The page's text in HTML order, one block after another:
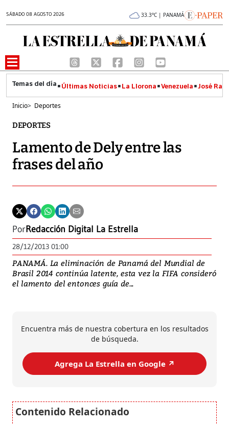
SÁBADO 08 AGOSTO 2026 33.3°C | PANAMÁ
Últimas Noticias La Llorona Venezuela José
Inicio> Deportes
DEPORTES
Lamento de Dely entre las
frases del año
PorRedacción Digital La Estrella
28/12/2013 01:00
PANAMÁ. La eliminación de Panamá del Mundial de
Brasil 2014 continúa latente, esta vez la FIFA consideró
el lamento del entonces guía de...
Encuentra más de nuestra cobertura en los resultados
de búsqueda.
Agrega La Estrella en Google ↗️